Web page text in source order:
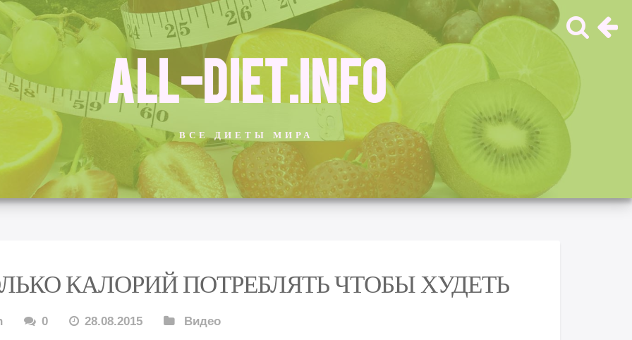
ALL-DIET.INFO
ВСЕ ДИЕТЫ МИРА
КАЛОРИЙ ПОТРЕБЛЯТЬ ЧТОБЫ ХУДЕТЬ
0 28.08.2015 Видео